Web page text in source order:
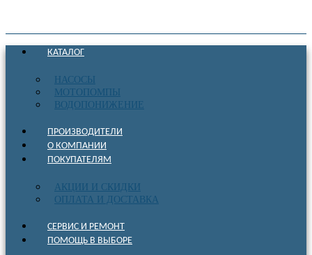
КАТАЛОГ
НАСОСЫ
МОТОПОМПЫ
ВОДОПОНИЖЕНИЕ
ПРОИЗВОДИТЕЛИ
О КОМПАНИИ
ПОКУПАТЕЛЯМ
АКЦИИ И СКИДКИ
ОПЛАТА И ДОСТАВКА
СЕРВИС И РЕМОНТ
ПОМОЩЬ В ВЫБОРЕ